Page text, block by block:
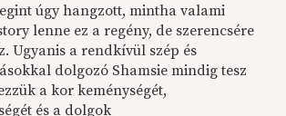
úgy hangzott, mintha valami
lenne ez a regény, de szerencsére
Ugyanis a rendkívül szép és
dolgozó Shamsie mindig tesz
a kor keménységét,
és a dolgok